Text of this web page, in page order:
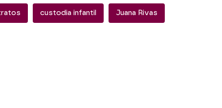
custodia infantil Juana Rivas